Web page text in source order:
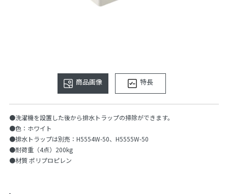
商品画像 特長
●洗濯機を設置した後から排水トラップの掃除ができます。
●色：ホワイト
●排水トラップは別売：H5554W-50、H5555W-50
●耐荷重（4点）200kg
●材質 ポリプロピレン